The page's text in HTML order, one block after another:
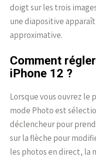
doigt sur les trois
une diapositive
approximative.
Comment
iPhone 12 ?
Lorsque vous ouvrez
mode Photo est
déclencheur pour
sur la flèche pour
les photos en direct, la